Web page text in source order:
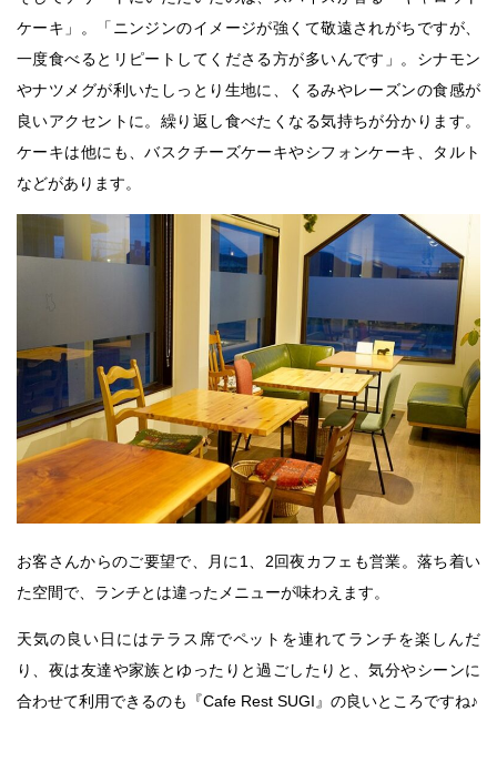
ケーキ」。「ニンジンのイメージが強くて敬遠されがちですが、
一度食べるとリピートしてくださる方が多いんです」。シナモン
やナツメグが利いたしっとり生地に、くるみやレーズンの食感が
良いアクセントに。繰り返し食べたくなる気持ちが分かります。
ケーキは他にも、バスクチーズケーキやシフォンケーキ、タルト
などがあります。
お客さんからのご要望で、月に1、2回夜カフェも営業。落ち着い
た空間で、ランチとは違ったメニューが味わえます。
天気の良い日にはテラス席でペットを連れてランチを楽しんだ
り、夜は友達や家族とゆったりと過ごしたりと、気分やシーンに
合わせて利用できるのも『Cafe Rest SUGI』の良いところですね♪